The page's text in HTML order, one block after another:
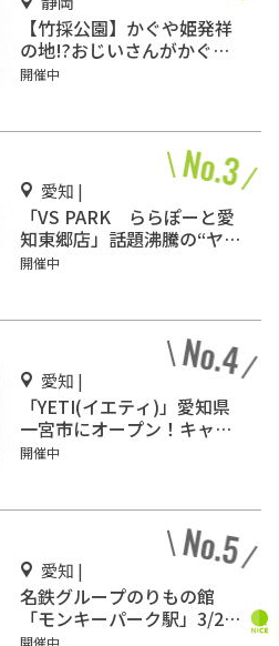
【竹採公園】かぐや姫発祥
の地!?おじいさんがかぐや
姫を見つけた場所を見に行
開催中
愛知 |
「VS PARK ららぽーと愛
知東郷店」話題沸騰の“ヤバ
すぎスポーツ”を体感せ
開催中
愛知 |
「YETI(イエティ)」愛知県
一宮市にオープン！キャン
プ気分を味わおう♪
開催中
愛知 |
名鉄グループのりもの館
「モンキーパーク駅」3/2オ
ープン
開催中